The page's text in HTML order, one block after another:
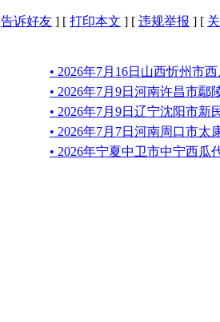
告诉好友 ] [ 打印本文 ] [ 违规举报 ] [
• 2026年7月16日山西忻州市
• 2026年7月9日河南许昌市鄢
• 2026年7月9日辽宁沈阳市新
• 2026年7月7日河南周口市太
• 2026年宁夏中卫市中宁西瓜